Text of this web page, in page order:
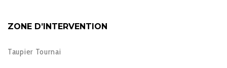
ZONE D’INTERVENTION
Taupier Tournai